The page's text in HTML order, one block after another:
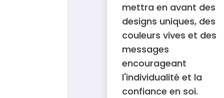
mettra en avant des
designs uniques, des
couleurs vives et des
messages
encourageant
l'individualité et la
confiance en soi.